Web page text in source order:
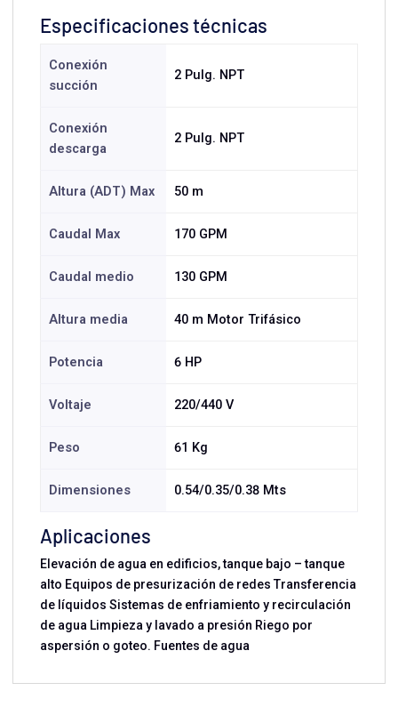
Especificaciones técnicas
Conexión
succión
2 Pulg. NPT
Conexión
descarga
2 Pulg. NPT
Altura (ADT) Max 50 m
Caudal Max 170 GPM
Caudal medio 130 GPM
Altura media 40 m Motor Trifásico
Potencia 6 HP
Voltaje 220/440 V
Peso 61 Kg
Dimensiones 0.54/0.35/0.38 Mts
Aplicaciones
Elevación de agua en edificios, tanque bajo – tanque
alto Equipos de presurización de redes Transferencia
de líquidos Sistemas de enfriamiento y recirculación
de agua Limpieza y lavado a presión Riego por
aspersión o goteo. Fuentes de agua